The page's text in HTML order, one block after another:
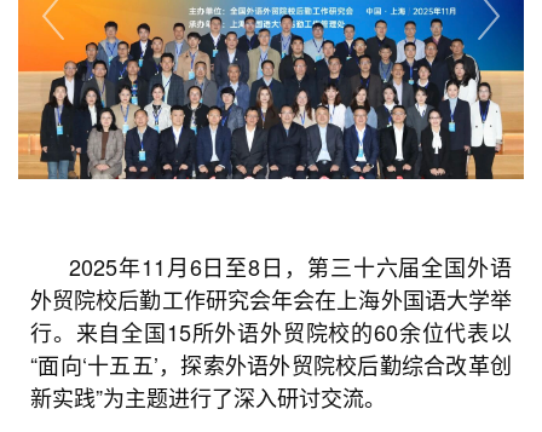
2025年11月6日至8日，第三十六届全国外语
外贸院校后勤工作研究会年会在上海外国语大学举
行。来自全国15所外语外贸院校的60余位代表以
“面向‘十五五’，探索外语外贸院校后勤综合改革创
新实践”为主题进行了深入研讨交流。